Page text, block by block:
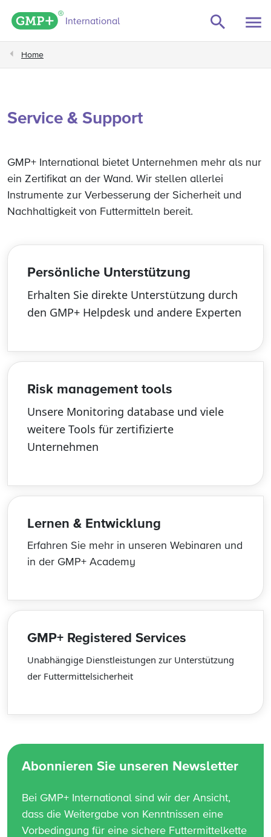
GMP+ logo
International
Home
Service & Support
GMP+ International bietet Unternehmen mehr als nur
ein Zertifikat an der Wand. Wir stellen allerlei
Instrumente zur Verbesserung der Sicherheit und
Nachhaltigkeit von Futtermitteln bereit.
Persönliche Unterstützung
Erhalten Sie direkte Unterstützung durch
den GMP+ Helpdesk und andere Experten
Risk management tools
Unsere Monitoring database und viele
weitere Tools für zertifizierte
Unternehmen
Lernen & Entwicklung
Erfahren Sie mehr in unseren Webinaren und
in der GMP+ Academy
GMP+ Registered Services
Unabhängige Dienstleistungen zur Unterstützung
der Futtermittelsicherheit
Abonnieren Sie unseren Newsletter
Bei GMP+ International sind wir der Ansicht,
dass die Weitergabe von Kenntnissen eine
Vorbedingung für eine sichere Futtermittelkette